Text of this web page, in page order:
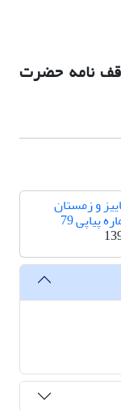
نامه حضرت
20، پاییز و زمستان